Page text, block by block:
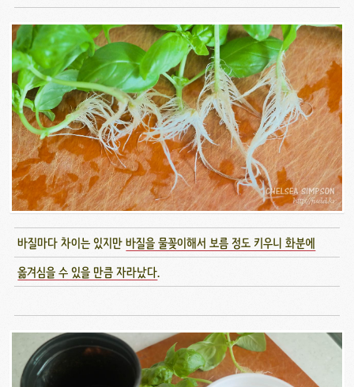
바질마다 차이는 있지만바질을 물꽂이해서 보름 정도 키우니 화분에
옮겨심을 수 있을 만큼 자라났다.